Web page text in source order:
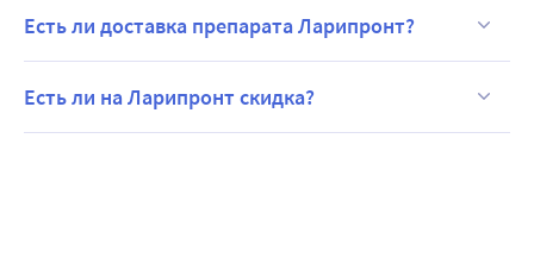
Есть ли доставка препарата Ларипронт?
Есть ли на Ларипронт скидка?